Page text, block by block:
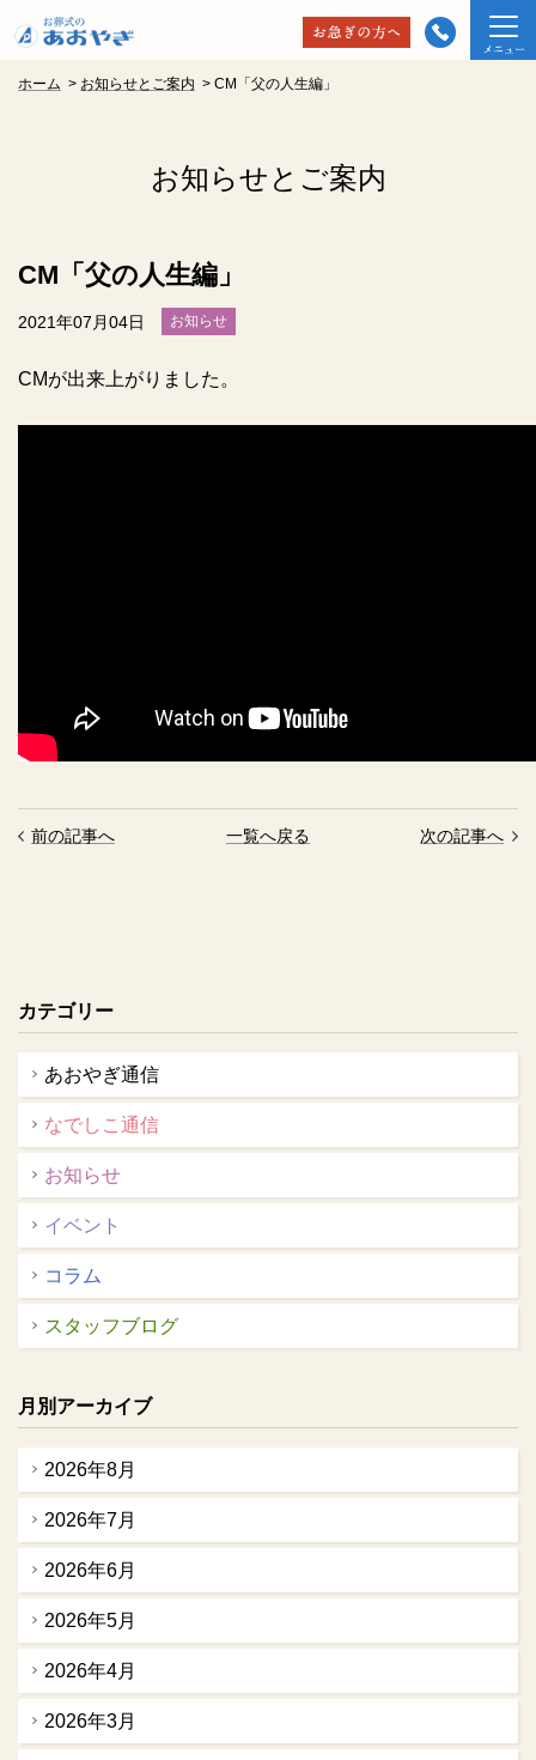
ホーム > お知らせとご案内 > CM「父の人生編」
お知らせとご案内
CM「父の人生編」
2021年07月04日 お知らせ
CMが出来上がりました。
前の記事へ 一覧へ戻る 次の記事へ
カテゴリー
あおやぎ通信
なでしこ通信
お知らせ
イベント
コラム
スタッフブログ
月別アーカイブ
2026年8月
2026年7月
2026年6月
2026年5月
2026年4月
2026年3月